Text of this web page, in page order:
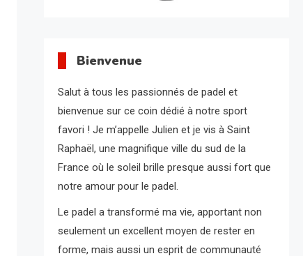
Bienvenue
Salut à tous les passionnés de padel et
bienvenue sur ce coin dédié à notre sport
favori ! Je m’appelle Julien et je vis à Saint
Raphaël, une magnifique ville du sud de la
France où le soleil brille presque aussi fort que
notre amour pour le padel.
Le padel a transformé ma vie, apportant non
seulement un excellent moyen de rester en
forme, mais aussi un esprit de communauté